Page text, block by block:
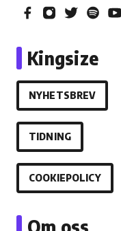
Kingsize
NYHETSBREV
TIDNING
COOKIEPOLICY